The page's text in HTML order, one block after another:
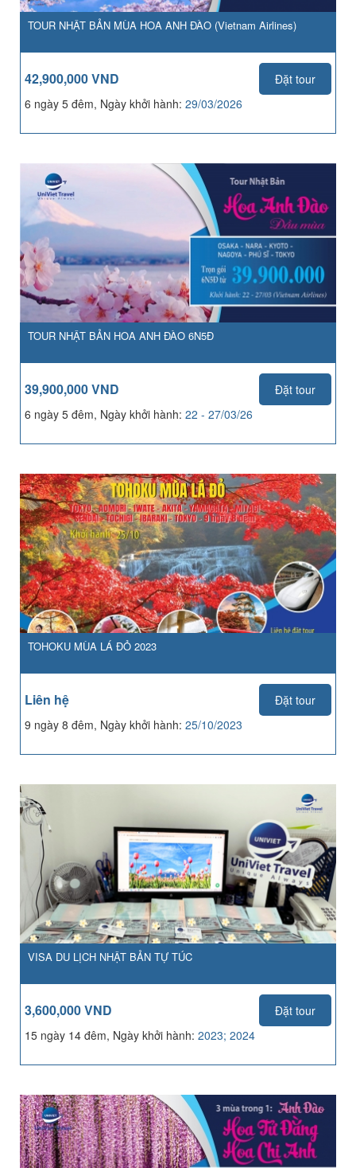
TOUR NHẬT BẢN MÙA HOA ANH ĐÀO (Vietnam Airlines)
42,900,000 VND
Đặt tour
6 ngày 5 đêm, Ngày khởi hành: 29/03/2026
TOUR NHẬT BẢN HOA ANH ĐÀO 6N5Đ
39,900,000 VND
Đặt tour
6 ngày 5 đêm, Ngày khởi hành: 22 - 27/03/26
TOHOKU MÙA LÁ ĐỎ 2023
Liên hệ
Đặt tour
9 ngày 8 đêm, Ngày khởi hành: 25/10/2023
VISA DU LỊCH NHẬT BẢN TỰ TÚC
3,600,000 VND
Đặt tour
15 ngày 14 đêm, Ngày khởi hành: 2023; 2024